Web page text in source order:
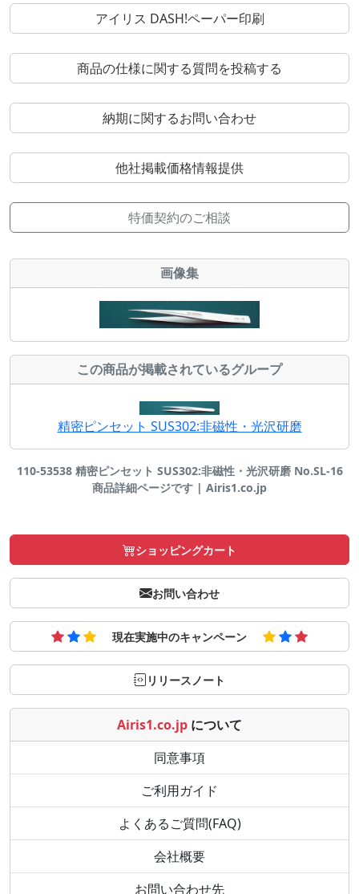
アイリス DASH!ペーパー印刷
商品の仕様に関する質問を投稿する
納期に関するお問い合わせ
他社掲載価格情報提供
特価契約のご相談
画像集
この商品が掲載されているグループ
精密ピンセット SUS302:非磁性・光沢研磨
110-53538 精密ピンセット SUS302:非磁性・光沢研磨 No.SL-16
商品詳細ページです | Airis1.co.jp
ショッピングカート
お問い合わせ
現在実施中のキャンペーン
リリースノート
Airis1.co.jp について
同意事項
ご利用ガイド
よくあるご質問(FAQ)
会社概要
お問い合わせ先